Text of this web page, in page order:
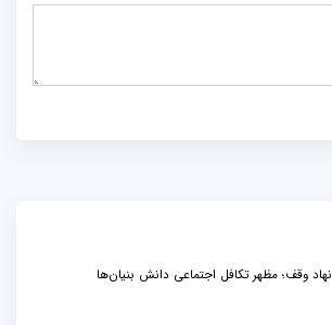
نهاد وقف؛ مظهر تکافل اجتماعی دانش بنیان‌ها